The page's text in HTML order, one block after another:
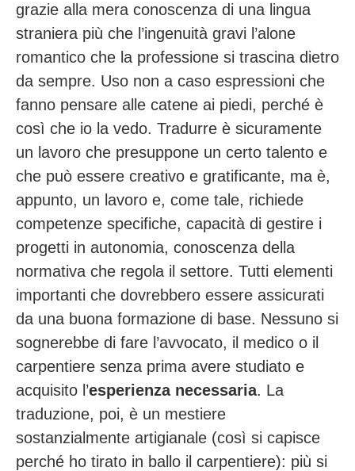
grazie alla mera conoscenza di una lingua
straniera più che l’ingenuità gravi l’alone
romantico che la professione si trascina dietro
da sempre. Uso non a caso espressioni che
fanno pensare alle catene ai piedi, perché è
così che io la vedo. Tradurre è sicuramente
un lavoro che presuppone un certo talento e
che può essere creativo e gratificante, ma è,
appunto, un lavoro e, come tale, richiede
competenze specifiche, capacità di gestire i
progetti in autonomia, conoscenza della
normativa che regola il settore. Tutti elementi
importanti che dovrebbero essere assicurati
da una buona formazione di base. Nessuno si
sognerebbe di fare l’avvocato, il medico o il
carpentiere senza prima avere studiato e
acquisito l’esperienza necessaria. La
traduzione, poi, è un mestiere
sostanzialmente artigianale (così si capisce
perché ho tirato in ballo il carpentiere): più si